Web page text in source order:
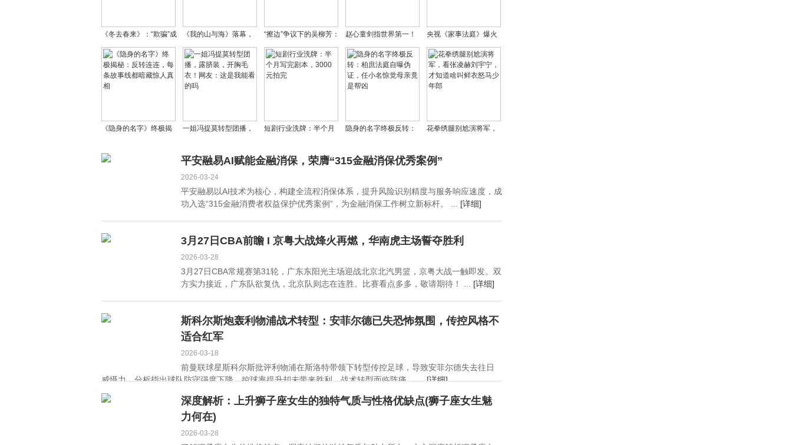
《冬去春来》：“欺骗”成
北漂生存法则，梦想背
后藏着多少无奈？
《我的山与海》落幕，
三人获赞一人翻红，谭
松韵却遭差评
“擦边”争议下的吴柳芳：
还清债务背后的社会反
思
赵心童剑指世界第一！
奖金积分破百万创历
史，与特鲁姆普巅峰对
决
央视《家事法庭》爆火
秘诀：迟蓬演技封神，
任敏清新动人，龚俊衣
品惊艳
《隐身的名字》终极揭
事线都暗藏惊人真相
一姐冯提莫转型团播，
友：这是我能看的吗
短剧行业洗牌：半个月
隐身的名字终极反转：
小名惊觉母亲竟是帮凶
花拳绣腿别尬演将军，
道啥叫鲜衣怒马少年郎
平安融易AI赋能金融消保，荣膺“315金融消保优秀案例”
2026-03-24
平安融易以AI技术为核心，构建全流程消保体系，提升风险识别精度与服务响应速度，成
功入选“315金融消费者权益保护优秀案例”，为金融消保工作树立新标杆。 ... [详细]
3月27日CBA前瞻 I 京粤大战烽火再燃，华南虎主场誓夺胜利
2026-03-28
3月27日CBA常规赛第31轮，广东东阳光主场迎战北京北汽男篮，京粤大战一触即发。双
方实力接近，广东队欲复仇，北京队则志在连胜。比赛看点多多，敬请期待！ ... [详细]
斯科尔斯炮轰利物浦战术转型：安菲尔德已失恐怖氛围，传控风格不
适合红军
2026-03-18
前曼联球星斯科尔斯批评利物浦在斯洛特带领下转型传控足球，导致安菲尔德失去往日
威慑力。分析指出球队防守强度下降，控球率提升却未带来胜利，战术转型面临阵痛。 ...[详细]
深度解析：上升狮子座女生的独特气质与性格优缺点(狮子座女生魅
力何在)
2026-03-28